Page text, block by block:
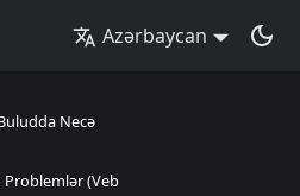
Azərbaycan
Necə
Problemlər (Veb